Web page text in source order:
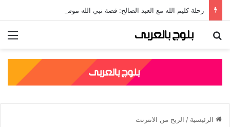
بحث عن
الرئيسية / الربح من الانترنت